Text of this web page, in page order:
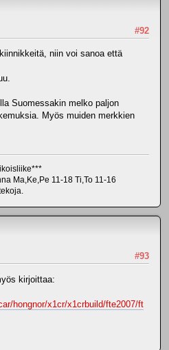
#92
niin voi sanoa että
Suomessakin melko paljon
Myös muiden merkkien
Ma,Ke,Pe 11-18 Ti,To 11-16
#93
kirjoittaa:
hongnor/x1cr/x1crbuild/fte2007/ft